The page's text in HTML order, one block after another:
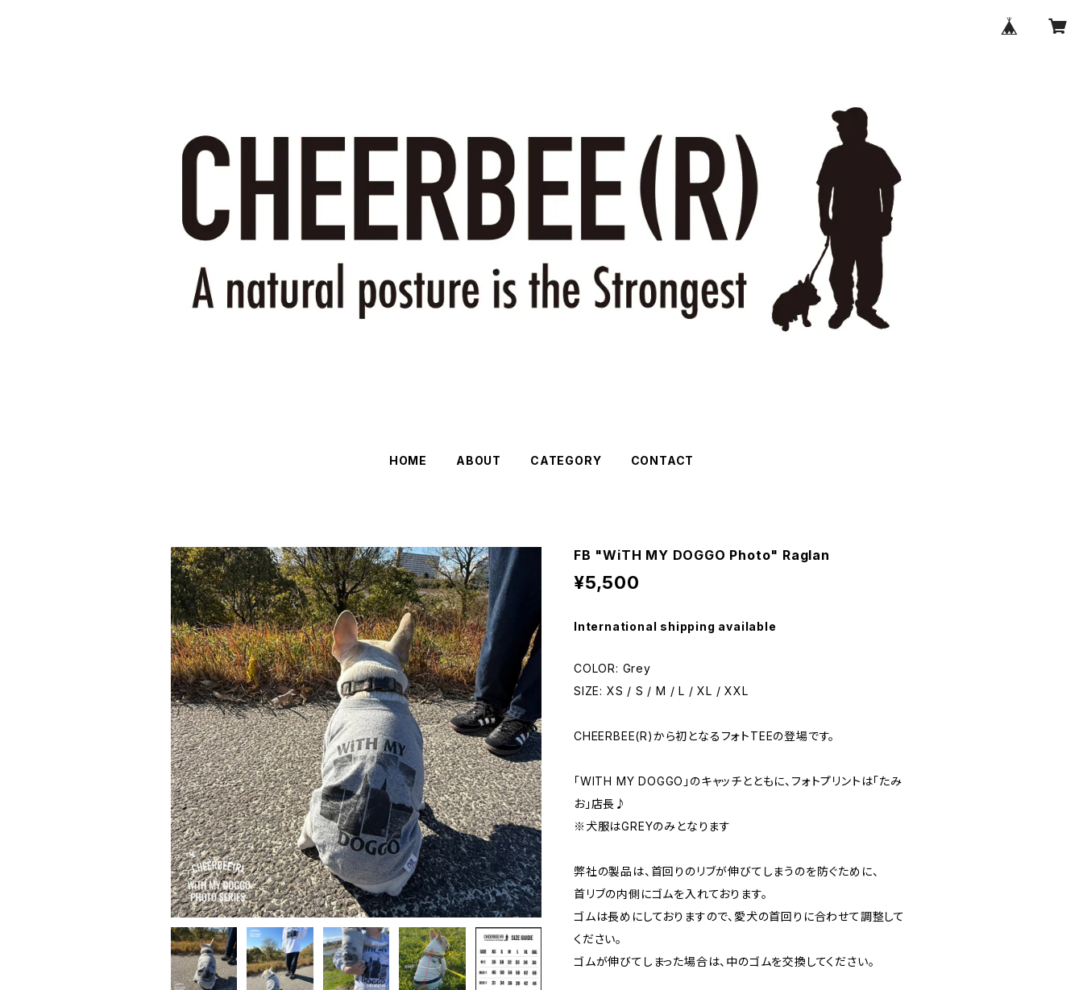
HOME ABOUT CATEGORY CONTACT
FB "WiTH MY DOGGO Photo" Raglan
¥5,500
International shipping available
COLOR: Grey
SIZE: XS / S / M / L / XL / XXL
CHEERBEE(R)から初となるフォトTEEの登場です。
「WITH MY DOGGO」のキャッチとともに、フォトプリントは「たみ
お」店長♪
※犬服はGREYのみとなります
弊社の製品は、首回りのリブが伸びてしまうのを防ぐために、
首リブの内側にゴムを入れております。
ゴムは長めにしておりますので、愛犬の首回りに合わせて調整して
ください。
ゴムが伸びてしまった場合は、中のゴムを交換してください。